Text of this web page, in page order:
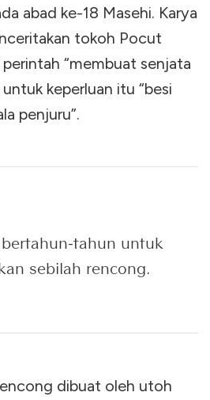
abad ke-18 Masehi. Karya
tokoh Pocut
“membuat senjata
keperluan itu “besi
penjuru”.
tahun untuk
sebilah rencong.
dibuat oleh utoh